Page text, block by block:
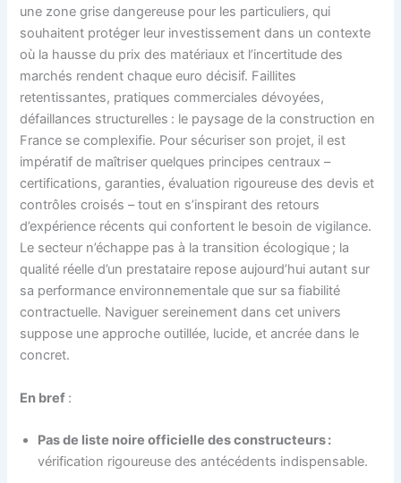
une zone grise dangereuse pour les particuliers, qui
souhaitent protéger leur investissement dans un contexte
où la hausse du prix des matériaux et l’incertitude des
marchés rendent chaque euro décisif. Faillites
retentissantes, pratiques commerciales dévoyées,
défaillances structurelles : le paysage de la construction en
France se complexifie. Pour sécuriser son projet, il est
impératif de maîtriser quelques principes centraux –
certifications, garanties, évaluation rigoureuse des devis et
contrôles croisés – tout en s’inspirant des retours
d’expérience récents qui confortent le besoin de vigilance.
Le secteur n’échappe pas à la transition écologique ; la
qualité réelle d’un prestataire repose aujourd’hui autant sur
sa performance environnementale que sur sa fiabilité
contractuelle. Naviguer sereinement dans cet univers
suppose une approche outillée, lucide, et ancrée dans le
concret.
En bref :
Pas de liste noire officielle des constructeurs :
vérification rigoureuse des antécédents indispensable.